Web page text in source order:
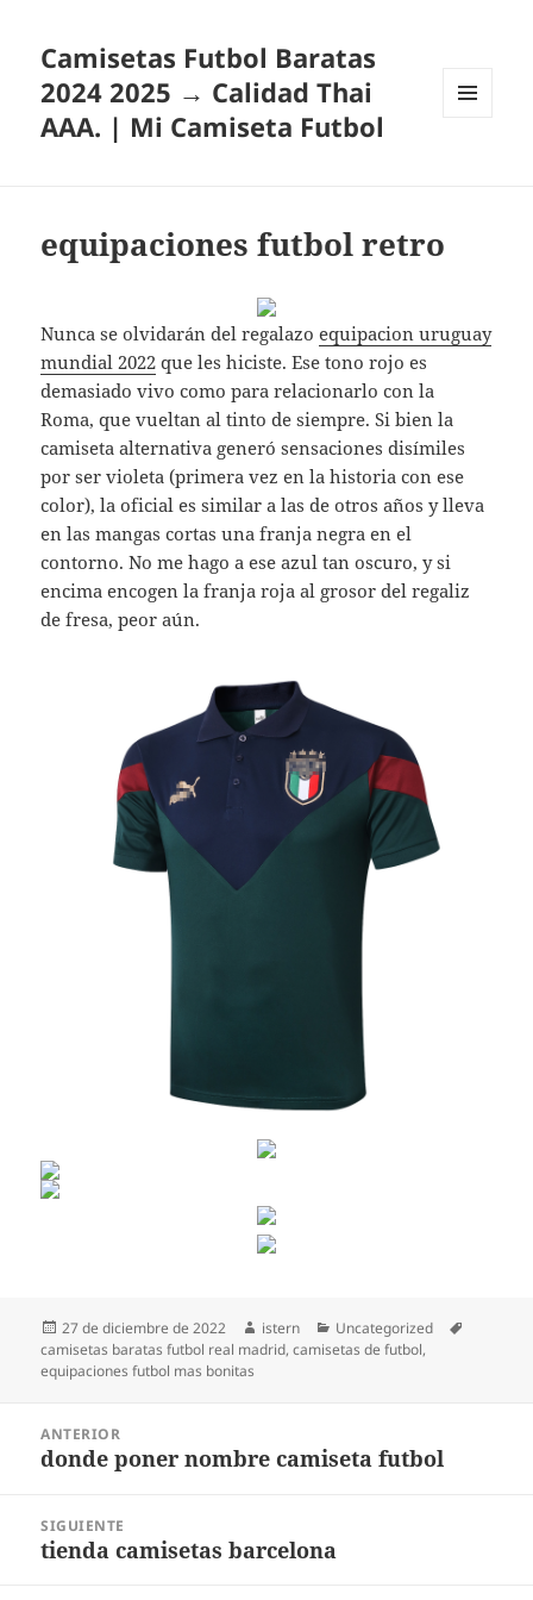
Camisetas Futbol Baratas
2024 2025 → Calidad Thai
AAA. | Mi Camiseta Futbol
equipaciones futbol retro
Nunca se olvidarán del regalazoequipacion uruguay
mundial 2022 que les hiciste. Ese tono rojo es
demasiado vivo como para relacionarlo con la
Roma, que vueltan al tinto de siempre. Si bien la
camiseta alternativa generó sensaciones disímiles
por ser violeta (primera vez en la historia con ese
color), la oficial es similar a las de otros años y lleva
en las mangas cortas una franja negra en el
contorno. No me hago a ese azul tan oscuro, y si
encima encogen la franja roja al grosor del regaliz
de fresa, peor aún.
Publicado
el
27 de diciembre de 2022 Autor
istern Categorías
Uncategorized
camisetas baratas futbol real madrid,camisetas de futbol,
equipaciones futbol mas bonitas
entradas
ANTERIOR
Entrada
donde poner nombre camiseta futbol
SIGUIENTE
Entrada
tienda camisetas barcelona